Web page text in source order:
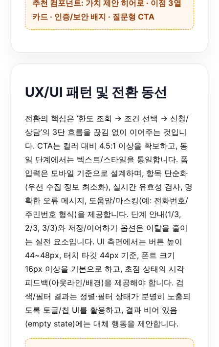
추천 컴포넌트: 가치 제안 히어로 · 이점 3열
카드 · 인증/보안 배지 · 질문형 CTA
UX/UI 패턴 및 전환 동선
전환의 핵심은 ‘한도 조회 → 조건 선택 → 신청/
상담’의 3단 흐름을 끊김 없이 이어주는 것입니
다. CTA는 컬러 대비 4.5:1 이상을 확보하고, 동
일 단계에서는 텍스트/스타일을 통일합니다. 폼
입력은 모바일 기준으로 설계하며, 항목 단순화
(우선 수집 정보 최소화), 실시간 유효성 검사, 명
확한 오류 메시지, 도움말/마스킹(예: 전화번호/
주민번호 형식)을 제공합니다. 단계 안내(1/3,
2/3, 3/3)와 저장/이어하기 옵션은 이탈을 줄이
는 실전 요소입니다. UI 측면에서는 버튼 높이
44~48px, 터치 타깃 44px 기준, 폰트 크기
16px 이상을 기본으로 하고, 초점 상태의 시각
피드백(아웃라인/배경)을 제공해야 합니다. 검
색/필터 결과는 정렬·필터 상태가 분명히 노출되
도록 토글/칩 UI를 활용하고, 결과 비어 있음
(empty state)에는 대체 행동을 제안합니다.